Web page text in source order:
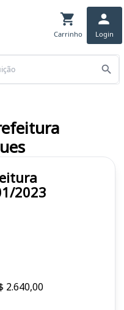
Carrinho Login
2023
2.640,00